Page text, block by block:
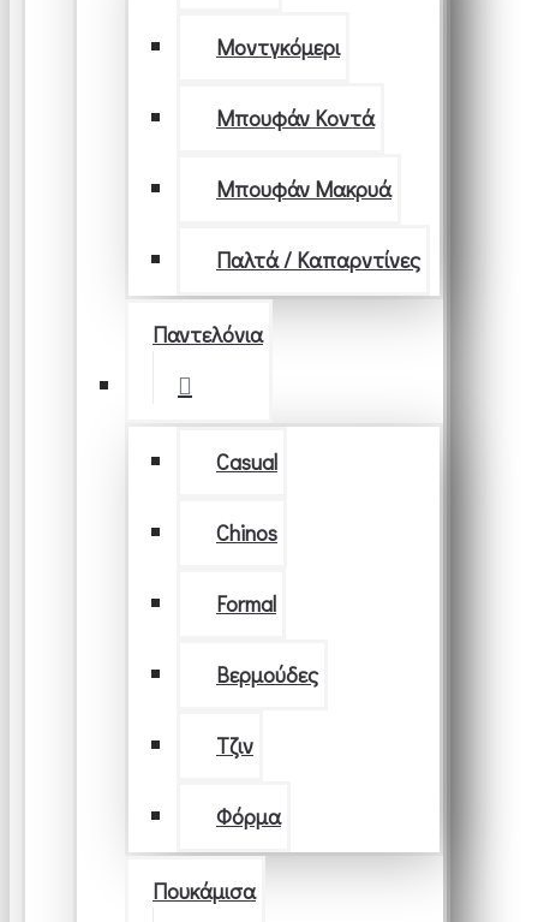
Μοντγκόμερι
Μπουφάν Κοντά
Μπουφάν Μακρυά
Παλτά / Καπαρντίνες
Παντελόνια
Casual
Chinos
Formal
Βερμούδες
Τζιν
Φόρμα
Πουκάμισα